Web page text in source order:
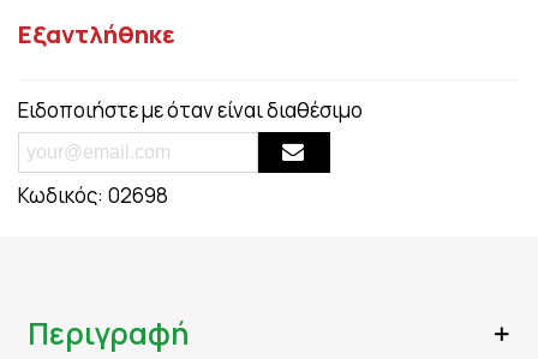
Εξαντλήθηκε
Ειδοποιήστε με όταν είναι διαθέσιμο
Κωδικός: 02698
Περιγραφή